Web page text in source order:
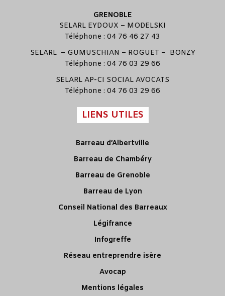
GRENOBLE
SELARL EYDOUX – MODELSKI
Téléphone : 04 76 46 27 43
SELARL – GUMUSCHIAN – ROGUET – BONZY
Téléphone : 04 76 03 29 66
SELARL AP-CI SOCIAL AVOCATS
Téléphone : 04 76 03 29 66
LIENS UTILES
Barreau d’Albertville
Barreau de Chambéry
Barreau de Grenoble
Barreau de Lyon
Conseil National des Barreaux
Légifrance
Infogreffe
Réseau entreprendre isère
Avocap
Mentions légales